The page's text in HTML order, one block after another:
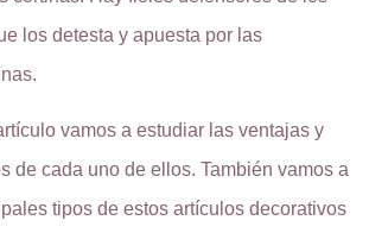
los detesta y apuesta por las
vamos a estudiar las ventajas y
de cada uno de ellos. También vamos a
tipos de estos artículos decorativos